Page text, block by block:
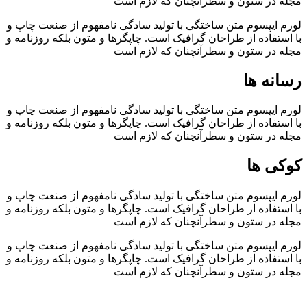
لورم ایپسوم متن ساختگی با تولید سادگی نامفهوم از صنعت چاپ و
با استفاده از طراحان گرافیک است. چاپگرها و متون بلکه روزنامه و
مجله در ستون و سطرآنچنان که لازم است
رسانه ها
لورم ایپسوم متن ساختگی با تولید سادگی نامفهوم از صنعت چاپ و
با استفاده از طراحان گرافیک است. چاپگرها و متون بلکه روزنامه و
مجله در ستون و سطرآنچنان که لازم است
کوکی ها
لورم ایپسوم متن ساختگی با تولید سادگی نامفهوم از صنعت چاپ و
با استفاده از طراحان گرافیک است. چاپگرها و متون بلکه روزنامه و
مجله در ستون و سطرآنچنان که لازم است
لورم ایپسوم متن ساختگی با تولید سادگی نامفهوم از صنعت چاپ و
با استفاده از طراحان گرافیک است. چاپگرها و متون بلکه روزنامه و
مجله در ستون و سطرآنچنان که لازم است